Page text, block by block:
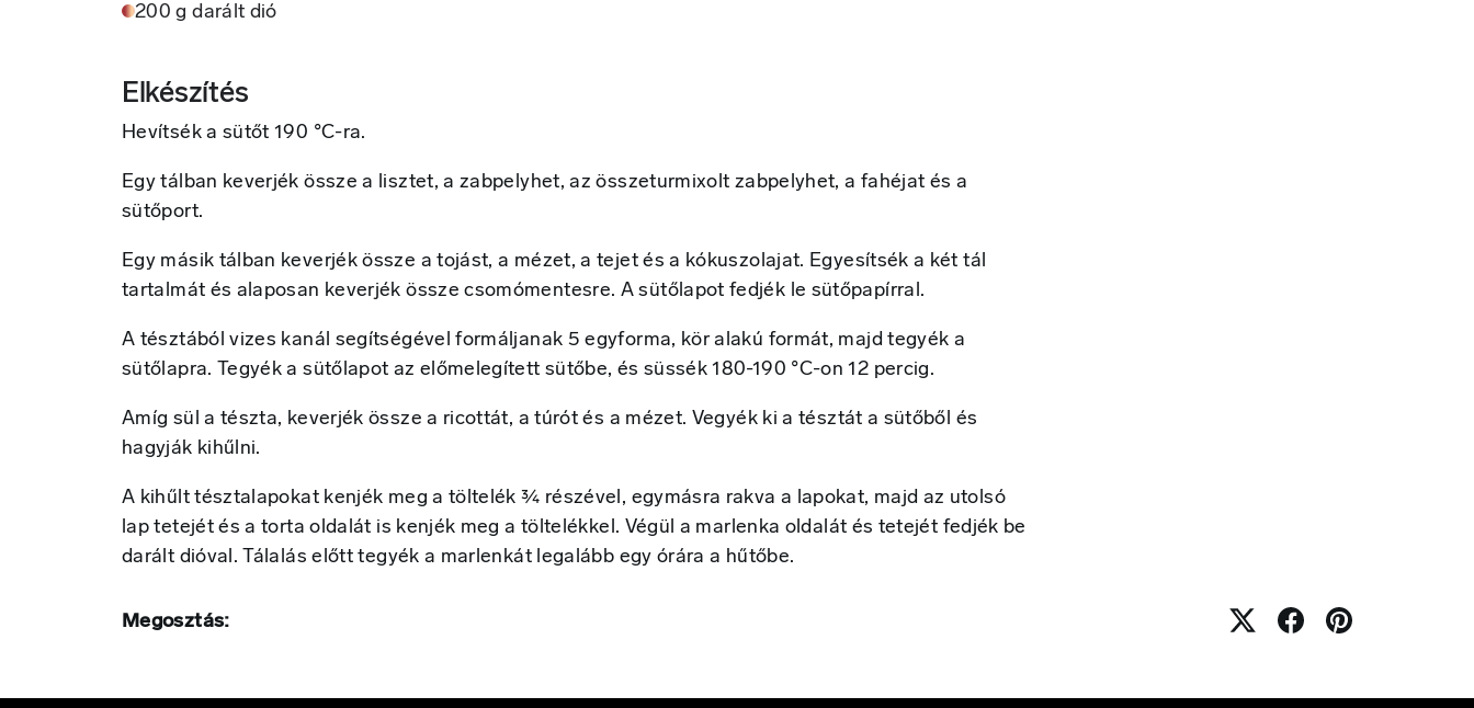
200 g darált dió
Elkészítés
Hevítsék a sütőt 190 °C-ra.
Egy tálban keverjék össze a lisztet, a zabpelyhet, az összeturmixolt zabpelyhet, a fahéjat és a
sütőport.
Egy másik tálban keverjék össze a tojást, a mézet, a tejet és a kókuszolajat. Egyesítsék a két tál
tartalmát és alaposan keverjék össze csomómentesre. A sütőlapot fedjék le sütőpapírral.
A tésztából vizes kanál segítségével formáljanak 5 egyforma, kör alakú formát, majd tegyék a
sütőlapra. Tegyék a sütőlapot az előmelegített sütőbe, és süssék 180-190 °C-on 12 percig.
Amíg sül a tészta, keverjék össze a ricottát, a túrót és a mézet. Vegyék ki a tésztát a sütőből és
hagyják kihűlni.
A kihűlt tésztalapokat kenjék meg a töltelék ¾ részével, egymásra rakva a lapokat, majd az utolsó
lap tetejét és a torta oldalát is kenjék meg a töltelékkel. Végül a marlenka oldalát és tetejét fedjék be
darált dióval. Tálalás előtt tegyék a marlenkát legalább egy órára a hűtőbe.
Megosztás: